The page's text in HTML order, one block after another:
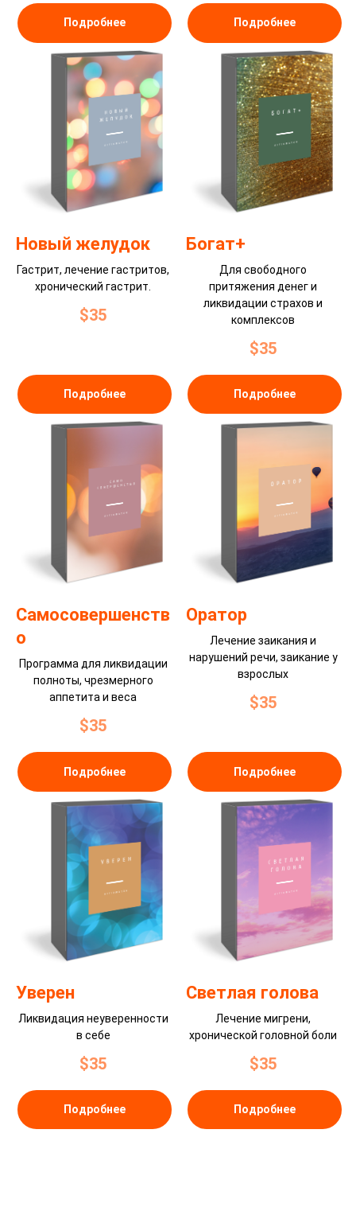
Подробнее Подробнее
Новый желудок
Гастрит, лечение гастритов,
хронический гастрит.
$35
Подробнее
Богат+
Для свободного
притяжения денег и
ликвидации страхов и
комплексов
$35
Подробнее
Самосовершенств
о
Программа для ликвидации
полноты, чрезмерного
аппетита и веса
$35
Подробнее
Оратор
Лечение заикания и
нарушений речи, заикание у
взрослых
$35
Подробнее
Уверен
Ликвидация неуверенности
в себе
$35
Подробнее
Светлая голова
Лечение мигрени,
хронической головной боли
$35
Подробнее